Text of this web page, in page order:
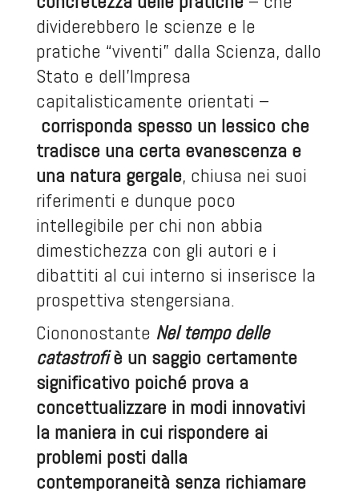
dividerebbero le scienze e le
pratiche “viventi” dalla Scienza, dallo
Stato e dell’Impresa
capitalisticamente orientati –
corrisponda spesso un lessico che
tradisce una certa evanescenza e
una natura gergale, chiusa nei suoi
riferimenti e dunque poco
intellegibile per chi non abbia
dimestichezza con gli autori e i
dibattiti al cui interno si inserisce la
prospettiva stengersiana.
Ciononostante Nel tempo delle
catastrofiè un saggio certamente
significativo poiché prova a
concettualizzare in modi innovativi
la maniera in cui rispondere ai
problemi posti dalla
contemporaneità senza richiamare